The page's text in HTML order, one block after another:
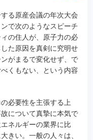
c
e
b
o
k
る原産会議の年次大会
で次のようなスピーチ
の住人が、原子力の必
た原因を真剣に究明せ
がまるで変化せず、で
くもない、という内容
必要性を主張する上
について真摯に本気で
ネルギーの業界に比
きい。一般の人々は、